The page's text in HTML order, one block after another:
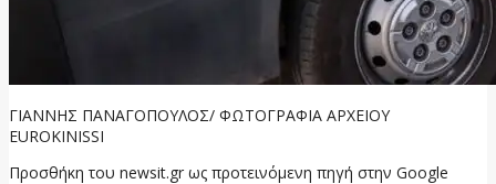
ΓΙΑΝΝΗΣ ΠΑΝΑΓΟΠΟΥΛΟΣ/ ΦΩΤΟΓΡΑΦΙΑ ΑΡΧΕΙΟΥ
EUROKINISSΙ
Προσθήκη του newsit.gr ως προτεινόμενη πηγή στην Google